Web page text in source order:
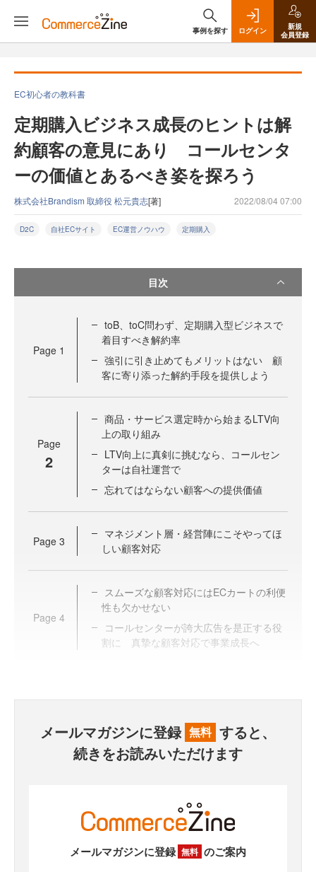
事例を探す ログイン
新規
会員登録
EC初心者の教科書
定期購入ビジネス成長のヒントは解
約顧客の意見にあり コールセンタ
ーの価値とあるべき姿を探ろう
株式会社Brandism 取締役 松元貴志[著] 2022/08/04 07:00
D2C 自社ECサイト EC運営ノウハウ 定期購入
目次
Page 1
toB、toC問わず、定期購入型ビジネスで
着目すべき解約率
強引に引き止めてもメリットはない 顧
客に寄り添った解約手段を提供しよう
Page
2
商品・サービス選定時から始まるLTV向
上の取り組み
LTV向上に真剣に挑むなら、コールセン
ターは自社運営で
忘れてはならない顧客への提供価値
Page 3
マネジメント層・経営陣にこそやってほ
しい顧客対応
Page 4
スムーズな顧客対応にはECカートの利便
性も欠かせない
コールセンターが誇大広告を是正する役
割に 真摯な顧客対応で事業成長へ
メールマガジンに登録 無料 すると、
続きをお読みいただけます
メールマガジンに登録 無料 のご案内